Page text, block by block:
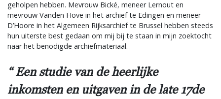
geholpen hebben. Mevrouw Bické, meneer Lernout en
mevrouw Vanden Hove in het archief te Edingen en meneer
D’Hoore in het Algemeen Rijksarchief te Brussel hebben steeds
hun uiterste best gedaan om mij bij te staan in mijn zoektocht
naar het benodigde archiefmateriaal.
Een studie van de heerlijke
inkomsten en uitgaven in de late 17de